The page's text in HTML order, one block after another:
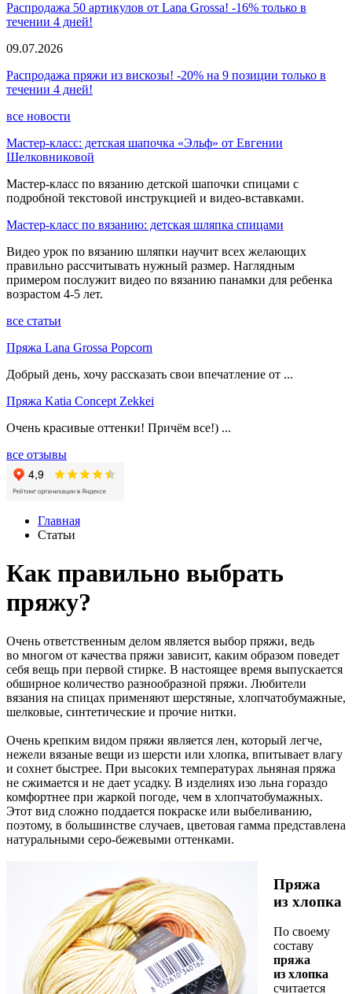
Распродажа 50 артикулов от Lana Grossa! -16% только в
течении 4 дней!
09.07.2026
Распродажа пряжи из вискозы! -20% на 9 позиции только в
течении 4 дней!
все новости
Мастер-класс: детская шапочка «Эльф» от Евгении
Шелковниковой
Мастер-класс по вязанию детской шапочки спицами с
подробной текстовой инструкцией и видео-вставками.
Мастер-класс по вязанию: детская шляпка спицами
Видео урок по вязанию шляпки научит всех желающих
правильно рассчитывать нужный размер. Наглядным
примером послужит видео по вязанию панамки для ребенка
возрастом 4-5 лет.
все статьи
Пряжа Lana Grossa Popcorn
Добрый день, хочу рассказать свои впечатление от ...
Пряжа Katia Concept Zekkei
Очень красивые оттенки! Причём все!) ...
все отзывы
Главная
Статьи
Как правильно выбрать
пряжу?
Очень ответственным делом является выбор пряжи, ведь
во многом от качества пряжи зависит, каким образом поведет
себя вещь при первой стирке. В настоящее время выпускается
обширное количество разнообразной пряжи. Любители
вязания на спицах применяют шерстяные, хлопчатобумажные,
шелковые, синтетические и прочие нитки.
Очень крепким видом пряжи является лен, который легче,
нежели вязаные вещи из шерсти или хлопка, впитывает влагу
и сохнет быстрее. При высоких температурах льняная пряжа
не сжимается и не дает усадку. В изделиях изо льна гораздо
комфортнее при жаркой погоде, чем в хлопчатобумажных.
Этот вид сложно поддается покраске или выбеливанию,
поэтому, в большинстве случаев, цветовая гамма представлена
натуральными серо-бежевыми оттенками.
Пряжа
из хлопка
По своему
составу
пряжа
из хлопка
считается